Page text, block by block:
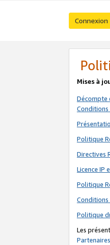
Connexion
Mises à
Décompte
Conditions
Politique
Directives
Licence IP
Politique
Conditions
Politique
Les